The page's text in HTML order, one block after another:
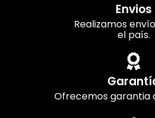
Envios
Realizamos
el país.
Ofrecemos garantia